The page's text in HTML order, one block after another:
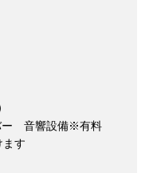
ー 音響設備※有料
す